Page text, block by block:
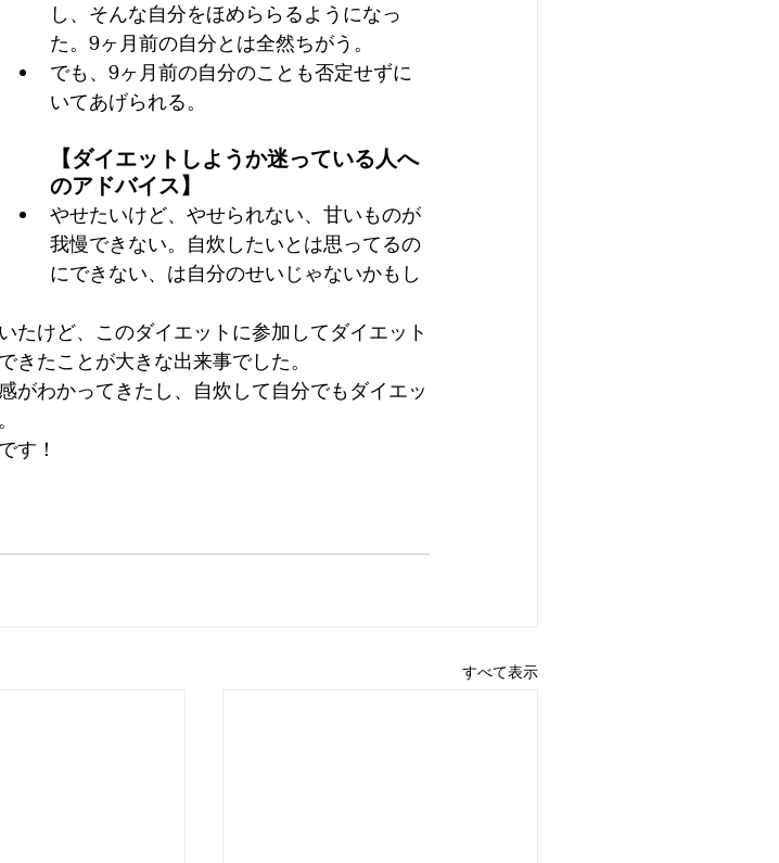
し、そんな自分をほめららるようになっ
た。9ヶ月前の自分とは全然ちがう。
でも、9ヶ月前の自分のことも否定せずに
いてあげられる。
【ダイエットしようか迷っている人へ
のアドバイス】
やせたいけど、やせられない、甘いものが
我慢できない。自炊したいとは思ってるの
にできない、は自分のせいじゃないかもし
たけど、このダイエットに参加してダイエット
きたことが大きな出来事でした。
がわかってきたし、自炊して自分でもダイエッ
す！
すべて表示